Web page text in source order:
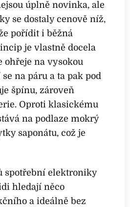
úplně novinka, ale
se dostaly cenově níž,
pořídit i běžná
je vlastně docela
ohřeje na vysokou
na páru a ta pak pod
špínu, zároveň
Oproti klasickému
na podlaze mokrý
saponátu, což je
spotřební elektroniky
hledají něco
a ideálně bez